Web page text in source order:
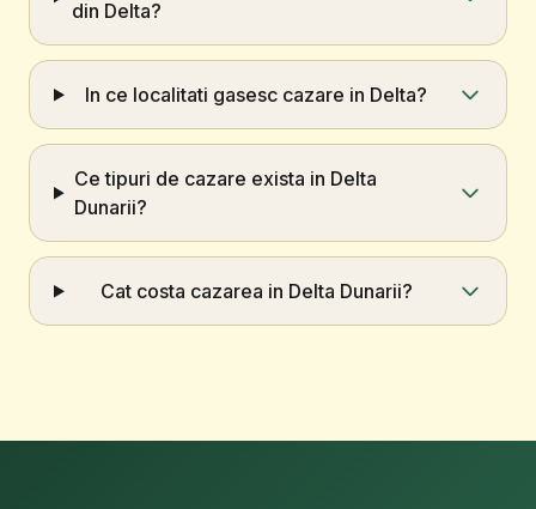
din Delta?
In ce localitati gasesc cazare in Delta?
Ce tipuri de cazare exista in Delta
Dunarii?
Cat costa cazarea in Delta Dunarii?